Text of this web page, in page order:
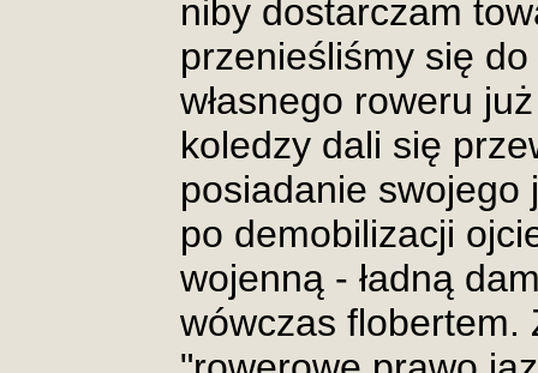
niby dostarczam
przenieśliśmy się
własnego roweru
koledzy dali się
posiadanie swojego
po demobilizacji
wojenną - ładną
wówczas flobertem.